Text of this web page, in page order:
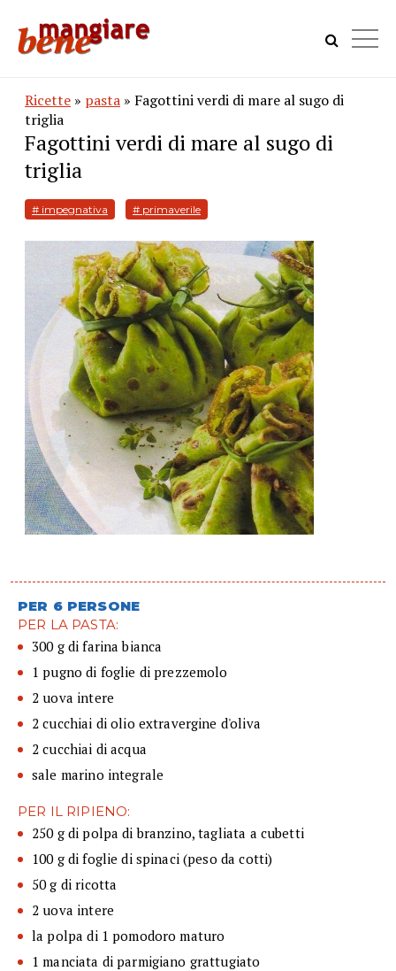
Ricette » pasta » Fagottini verdi di mare al sugo di
triglia
Fagottini verdi di mare al sugo di
triglia
# impegnativa # primaverile
PER 6 PERSONE
PER LA PASTA:
300 g di farina bianca
1 pugno di foglie di prezzemolo
2 uova intere
2 cucchiai di olio extravergine d'oliva
2 cucchiai di acqua
sale marino integrale
PER IL RIPIENO:
250 g di polpa di branzino, tagliata a cubetti
100 g di foglie di spinaci (peso da cotti)
50 g di ricotta
2 uova intere
la polpa di 1 pomodoro maturo
1 manciata di parmigiano grattugiato